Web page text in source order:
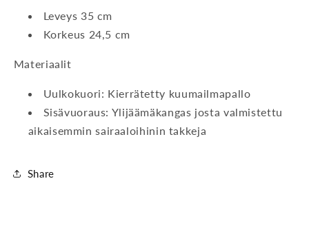
Leveys 35 cm
Korkeus 24,5 cm
Materiaalit
Uulkokuori: Kierrätetty kuumailmapallo
Sisävuoraus: Ylijäämäkangas josta valmistettu
aikaisemmin sairaaloihinin takkeja
Share